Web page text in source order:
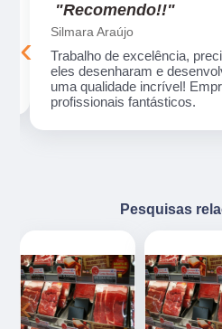
"Recomendo!!"
Silmara Araújo
Trabalho de excelência,
eles desenharam e
uma qualidade incrível!
profissionais fantásticos.
‹
Pesquisas
‹